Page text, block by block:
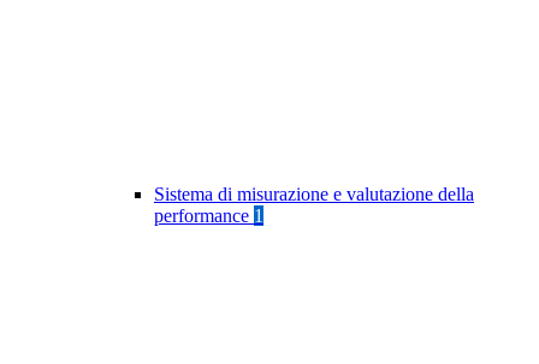
Sistema di misurazione e valutazione della
performance 1